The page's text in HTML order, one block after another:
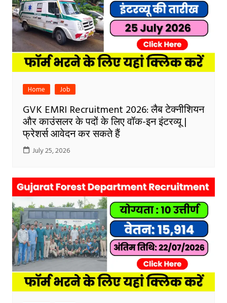
Home Job
GVK EMRI Recruitment 2026: लैब टेक्नीशियन
और काउंसलर के पदों के लिए वॉक-इन इंटरव्यू |
फ्रेशर्स आवेदन कर सकते हैं
July 25, 2026